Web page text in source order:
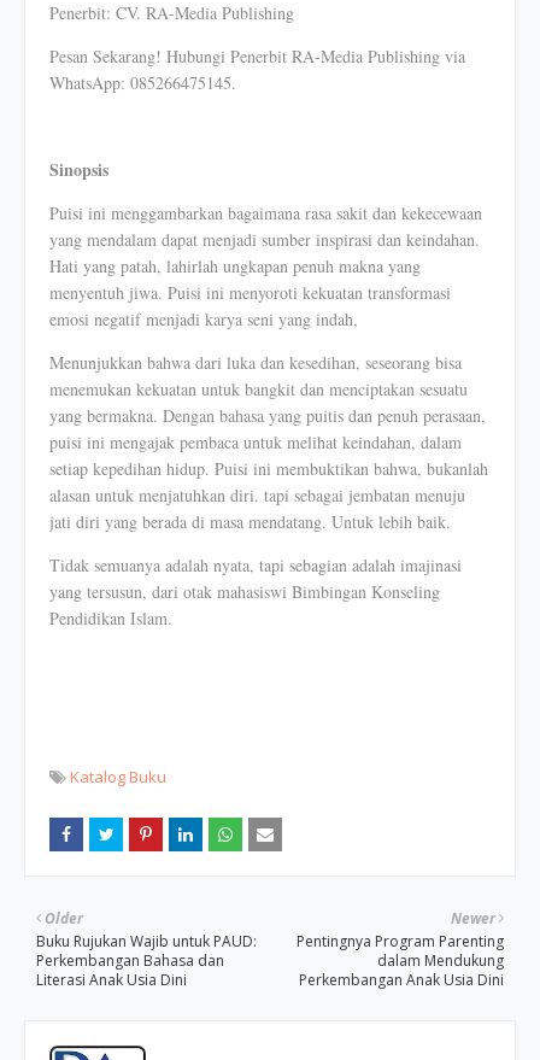
Penerbit: CV. RA-Media Publishing
Pesan Sekarang! Hubungi Penerbit RA-Media Publishing via
WhatsApp: 085266475145.
Sinopsis
Puisi ini menggambarkan bagaimana rasa sakit dan kekecewaan
yang mendalam dapat menjadi sumber inspirasi dan keindahan.
Hati yang patah, lahirlah ungkapan penuh makna yang
menyentuh jiwa. Puisi ini menyoroti kekuatan transformasi
emosi negatif menjadi karya seni yang indah,
Menunjukkan bahwa dari luka dan kesedihan, seseorang bisa
menemukan kekuatan untuk bangkit dan menciptakan sesuatu
yang bermakna. Dengan bahasa yang puitis dan penuh perasaan,
puisi ini mengajak pembaca untuk melihat keindahan, dalam
setiap kepedihan hidup. Puisi ini membuktikan bahwa, bukanlah
alasan untuk menjatuhkan diri. tapi sebagai jembatan menuju
jati diri yang berada di masa mendatang. Untuk lebih baik.
Tidak semuanya adalah nyata, tapi sebagian adalah imajinasi
yang tersusun, dari otak mahasiswi Bimbingan Konseling
Pendidikan Islam.
Katalog Buku
Newer
Pentingnya Program Parenting
dalam Mendukung
Perkembangan Anak Usia Dini
Older
Buku Rujukan Wajib untuk PAUD:
Perkembangan Bahasa dan
Literasi Anak Usia Dini